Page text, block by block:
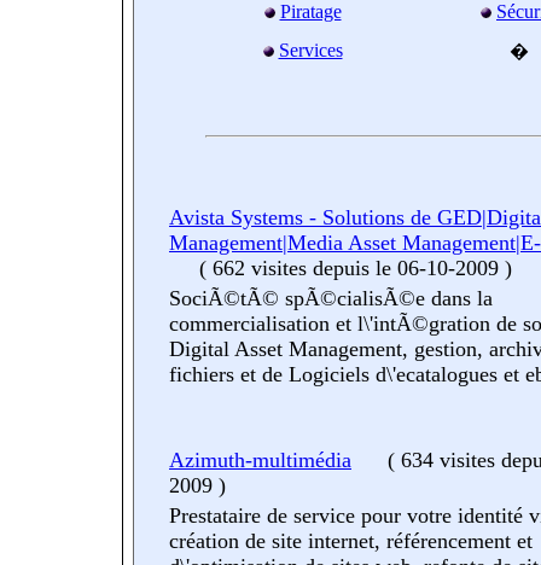
Piratage
Services
�
Avista Systems - Solutions de
Management|Media Asset
( 662 visites depuis le 06-10-2009 )
SociÃ©tÃ© spÃ©cialisÃ©e dans la
commercialisation et l\'intÃ©gration de
Digital Asset Management, gestion,
fichiers et de Logiciels d\'ecatalogues et
Azimuth-multimédia ( 634 visites
2009 )
Prestataire de service pour votre identité
création de site internet, référencement et